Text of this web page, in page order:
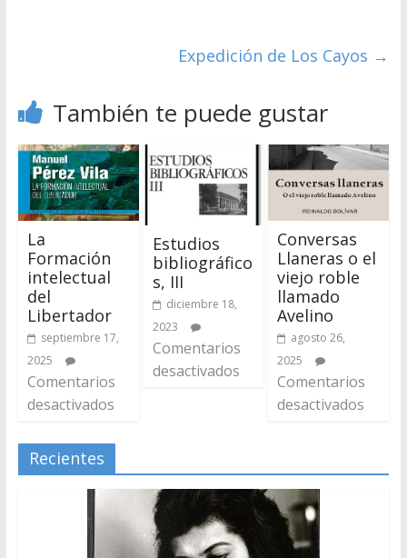
Expedición de Los Cayos →
También te puede gustar
La
Formación
intelectual
del
Libertador
septiembre 17,
2025
Comentarios
desactivados
Estudios
bibliográfico
s, III
diciembre 18,
2023
Comentarios
desactivados
Conversas
Llaneras o el
viejo roble
llamado
Avelino
agosto 26,
2025
Comentarios
desactivados
Recientes